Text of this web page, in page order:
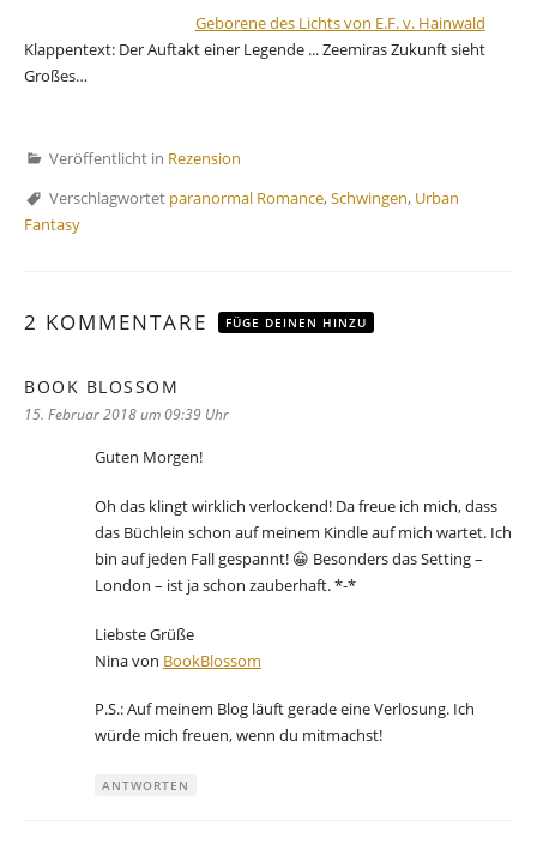
Geborene des Lichts von E.F. v. Hainwald
Klappentext: Der Auftakt einer Legende ... Zeemiras Zukunft sieht
Großes…
Veröffentlicht in Rezension
Verschlagwortet paranormal Romance,Schwingen, Urban
Fantasy
2 KOMMENTARE FÜGE DEINEN HINZU
BOOK BLOSSOM
15. Februar 2018 um 09:39 Uhr
Guten Morgen!
Oh das klingt wirklich verlockend! Da freue ich mich, dass
das Büchlein schon auf meinem Kindle auf mich wartet. Ich
bin auf jeden Fall gespannt! 😀 Besonders das Setting –
London – ist ja schon zauberhaft. *-*
Liebste Grüße
Nina von BookBlossom
P.S.: Auf meinem Blog läuft gerade eine Verlosung. Ich
würde mich freuen, wenn du mitmachst!
ANTWORTEN